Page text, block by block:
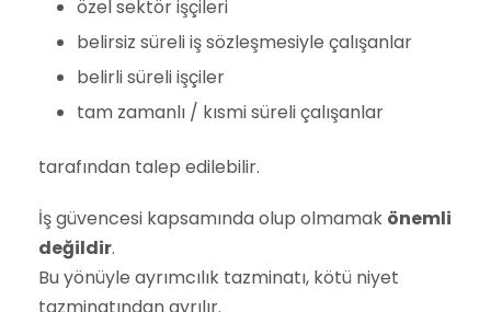
özel sektör işçileri
belirsiz süreli iş sözleşmesiyle çalışanlar
belirli süreli işçiler
tam zamanlı / kısmi süreli çalışanlar
tarafından talep edilebilir.
İş güvencesi kapsamında olup olmamak önemli
değildir.
Bu yönüyle ayrımcılık tazminatı, kötü niyet